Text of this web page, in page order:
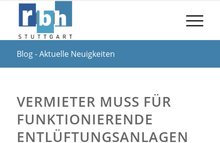
Blog - Aktuelle Neuigkeiten
VERMIETER MUSS FÜR
FUNKTIONIERENDE
ENTLÜFTUNGSANLAGEN